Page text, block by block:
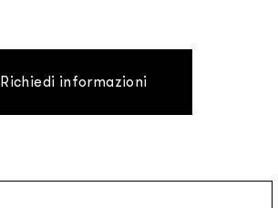
Richiedi informazioni